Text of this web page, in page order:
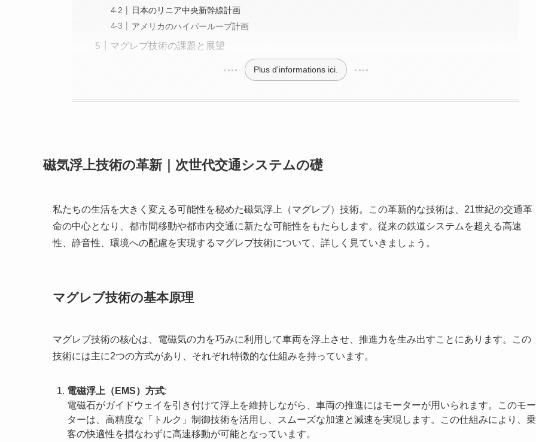
日本のリニア中央新幹線計画
アメリカのハイパーループ計画
マグレブ技術の課題と展望
Plus d'informations ici.
磁気浮上技術の革新｜次世代交通システムの礎
私たちの生活を大きく変える可能性を秘めた磁気浮上（マグレブ）技術。この革新的な技術は、21世紀の交通革
命の中心となり、都市間移動や都市内交通に新たな可能性をもたらします。従来の鉄道システムを超える高速
性、静音性、環境への配慮を実現するマグレブ技術について、詳しく見ていきましょう。
マグレブ技術の基本原理
マグレブ技術の核心は、電磁気の力を巧みに利用して車両を浮上させ、推進力を生み出すことにあります。この
技術には主に2つの方式があり、それぞれ特徴的な仕組みを持っています。
電磁浮上（EMS）方式:
電磁石がガイドウェイを引き付けて浮上を維持しながら、車両の推進にはモーターが用いられます。このモー
ターは、高精度な「トルク」制御技術を活用し、スムーズな加速と減速を実現します。この仕組みにより、乗
客の快適性を損なわずに高速移動が可能となっています。